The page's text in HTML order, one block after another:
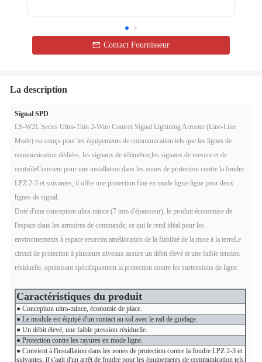
Contact Fournisseur
La description
Signal SPD
LS-W2L Series Ultra-Thin 2-Wire Control Signal Lightning Arrester (Line-Line
Mode) est conçu pour les équipements de communication tels que les lignes de
communication dédiées, les signaux de télémétrie,les signaux de mesure et de
contrôleConvient pour une installation dans les zones de protection contre la foudre
LPZ 2-3 et suivantes, il offre une protection fine en mode ligne-ligne pour deux
lignes de signal.
Doté d'une conception ultra-mince (7 mm d'épaisseur), le produit économise de
l'espace dans les armoires de commande, ce qui le rend idéal pour les
environnements à espace restreint.amélioration de la fiabilité de la mise à la terreLe
circuit de protection à plusieurs niveaux assure un débit élevé et une faible tension
résiduelle, optimisant spécifiquement la protection contre les surtensions de ligne.
Caractéristiques du produit
● Conception ultra-mince, économie de place.
● Le module est équipé d'un contact au sol avec le rail de guidage.
● Un débit élevé, une faible pression résiduelle.
● Protection contre les rayures en mode ligne.
● Convient à l'installation dans les zones de protection contre la foudre LPZ 2-3 et
suivantes, il s'agit d'un arrêt de foudre pour les équipements de communication tels